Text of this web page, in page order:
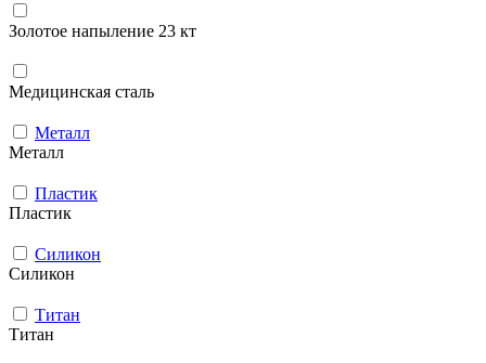
Золотое напыление 23 кт
Медицинская сталь
Металл
Металл
Пластик
Пластик
Силикон
Силикон
Титан
Титан